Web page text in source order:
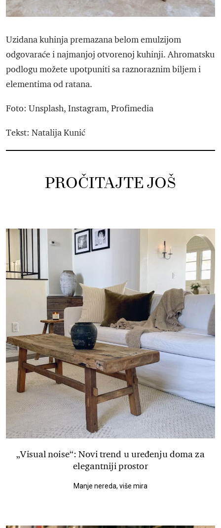
Uzidana kuhinja premazana belom emulzijom
odgovaraće i najmanjoj otvorenoj kuhinji. Ahromatsku
podlogu možete upotpuniti sa raznoraznim biljem i
elementima od ratana.
Foto: Unsplash, Instagram, Profimedia
Tekst: Natalija Kunić
PROČITAJTE JOŠ
„Visual noise“: Novi trend u uređenju doma za
elegantniji prostor
Manje nereda, više mira